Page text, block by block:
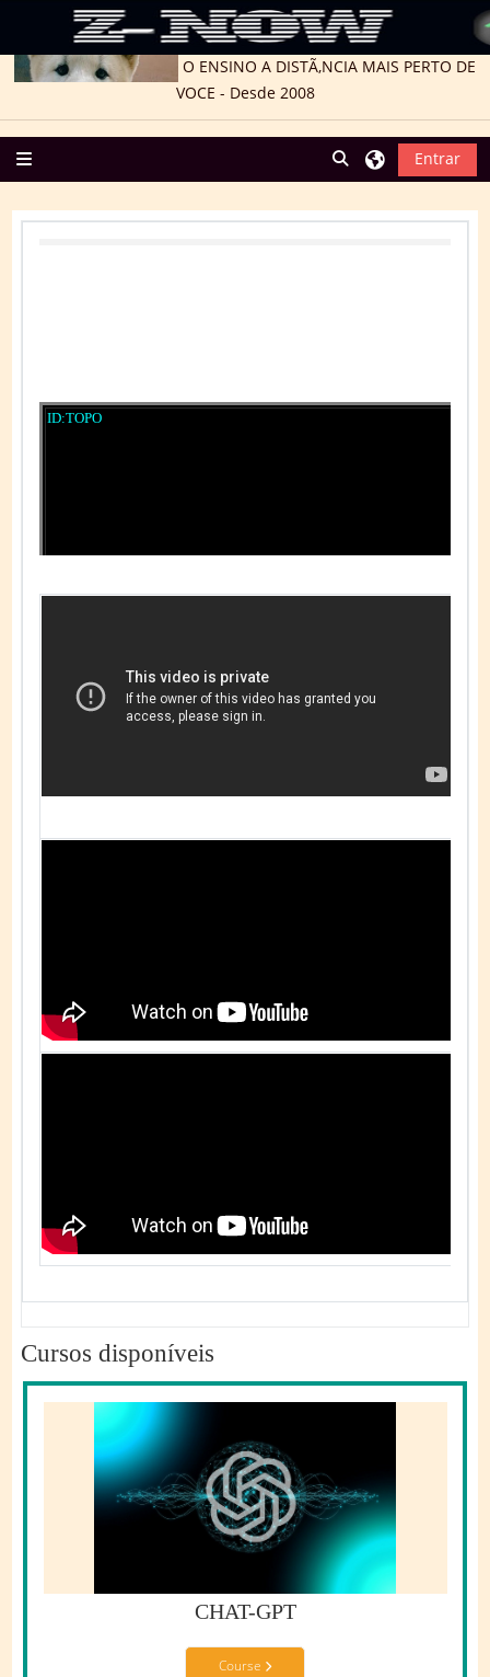
O ENSINO A DISTÃ‚NCIA MAIS PERTO DE
VOCE - Desde 2008
Alternar entrada
Entrar
Cursos disponíveis
CHAT-GPT
Course